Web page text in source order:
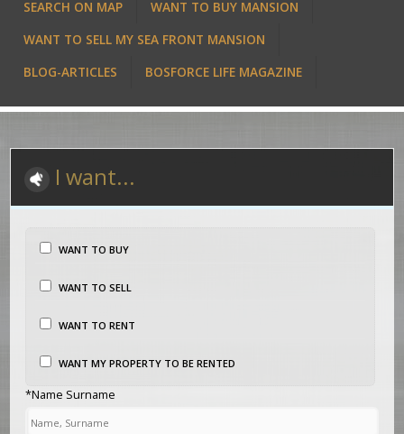
SEARCH ON MAP
WANT TO BUY MANSION
WANT TO SELL MY SEA FRONT MANSION
BLOG-ARTICLES
BOSFORCE LIFE MAGAZINE
I want...
WANT TO BUY
WANT TO SELL
WANT TO RENT
WANT MY PROPERTY TO BE RENTED
*Name Surname